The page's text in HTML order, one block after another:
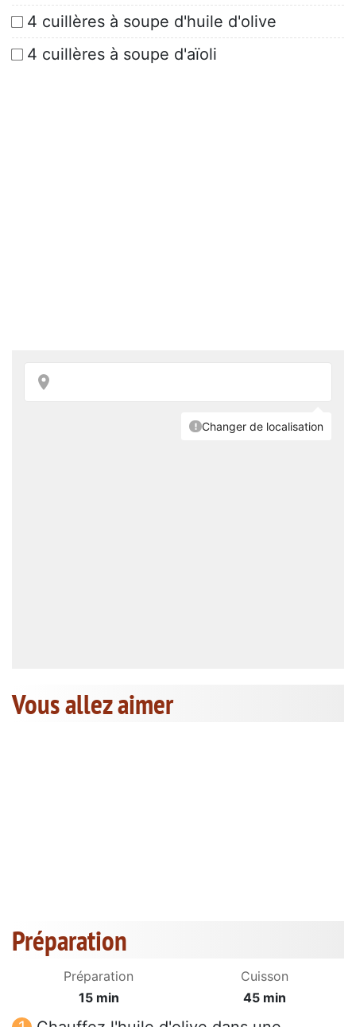
4 cuillères à soupe d'huile d'olive
4 cuillères à soupe d'aïoli
Vous allez aimer
Préparation
Préparation
15 min
Cuisson
45 min